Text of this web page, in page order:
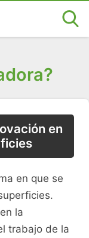
en
en que se
la
trabajo de la